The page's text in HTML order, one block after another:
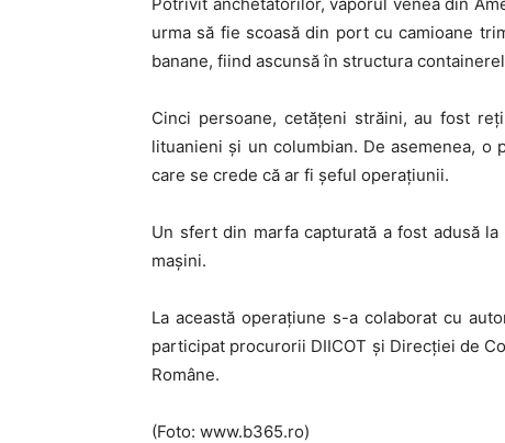
urma să fie scoasă din port cu camioane
banane, fiind ascunsă în structura
Cinci persoane, cetăţeni străini, au fost
lituanieni şi un columbian. De asemenea, o
care se crede că ar fi şeful operaţiunii.
Un sfert din marfa capturată a fost adusă
maşini.
La această operaţiune s-a colaborat cu
participat procurorii DIICOT şi Direcţiei de
Române.
(Foto: www.b365.ro)